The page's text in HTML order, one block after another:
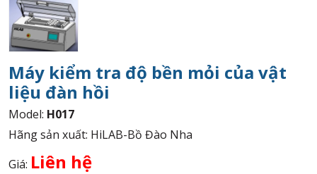
Máy kiểm tra độ bền mỏi của vật
liệu đàn hồi
Model: H017
Hãng sản xuất: HiLAB-Bồ Đào Nha
Giá: Liên hệ